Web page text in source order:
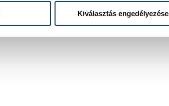
Kiválasztás engedélyezése